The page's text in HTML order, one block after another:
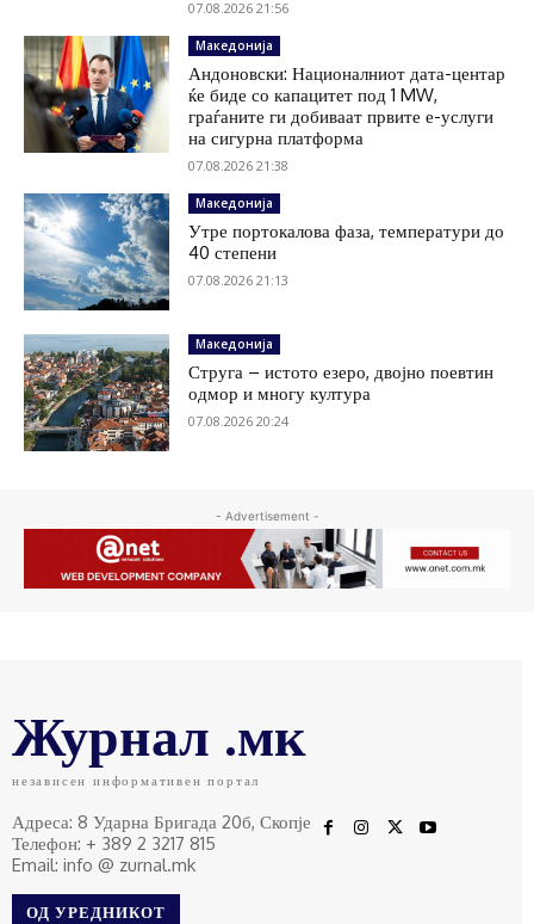
07.08.2026 21:56
Македонија
Андоновски: Националниот дата-центар
ќе биде со капацитет под 1 MW,
граѓаните ги добиваат првите е-услуги
на сигурна платформа
07.08.2026 21:38
Македонија
Утре портокалова фаза, температури до
40 степени
07.08.2026 21:13
Македонија
Струга – истото езеро, двојно поевтин
одмор и многу култура
07.08.2026 20:24
- Advertisement -
Журнал .мк
независен информативен портал
Адреса: 8 Ударна Бригада 20б, Скопје
Телефон: + 389 2 3217 815
Email: info @ zurnal.mk
ОД УРЕДНИКОТ